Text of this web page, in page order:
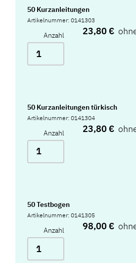
50 Kurzanleitungen
Artikelnummer: 0141303
Anzahl 23,80 €
50 Kurzanleitungen türkisch
Artikelnummer: 0141304
Anzahl 23,80 €
50 Testbogen
Artikelnummer: 0141305
Anzahl 98,00 €